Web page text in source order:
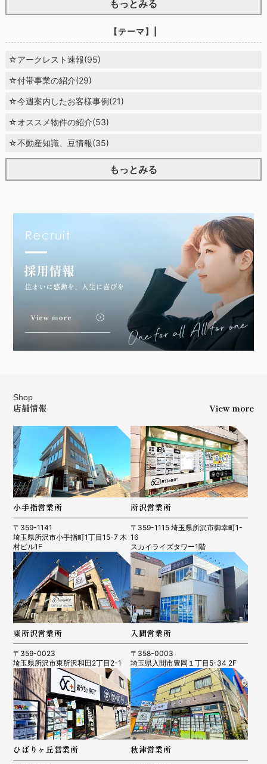
もっとみる
【テーマ】|
☆アークレスト速報(95)
☆付帯事業の紹介(29)
☆今週案内したお客様事例(21)
☆オススメ物件の紹介(53)
☆不動産知識、豆情報(35)
もっとみる
Shop
店舗情報 View more
小手指営業所
〒359-1141
埼玉県所沢市小手指町1丁目15-7 木
村ビル1F
所沢営業所
〒359-1115 埼玉県所沢市御幸町1-
16
スカイライズタワー1階
東所沢営業所
〒359-0023
埼玉県所沢市東所沢和田2丁目2-1
入間営業所
〒358-0003
埼玉県入間市豊岡１丁目5-34 2F
ひばりヶ丘営業所 秋津営業所